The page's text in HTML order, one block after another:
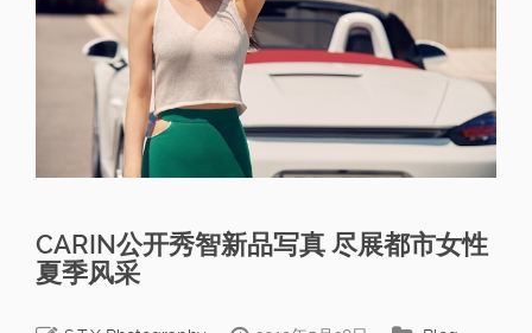
CARIN公开秀智新品写真 尽展都市女性
夏季风采